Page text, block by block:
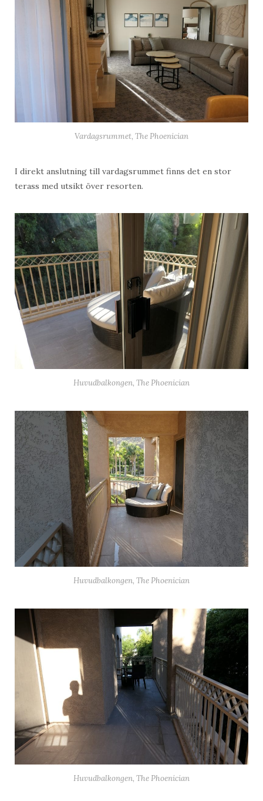
Vardagsrummet, The Phoenician
I direkt anslutning till vardagsrummet finns det en stor
terass med utsikt över resorten.
Huvudbalkongen, The Phoenician
Huvudbalkongen, The Phoenician
Huvudbalkongen, The Phoenician